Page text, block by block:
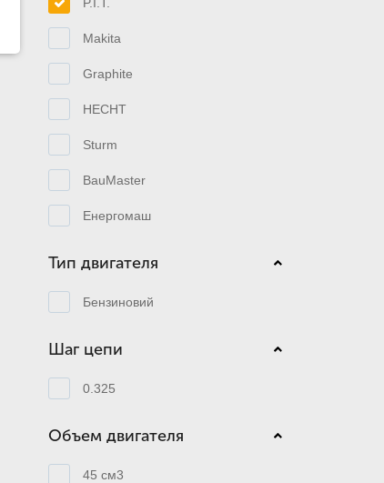
Makita
Graphite
HECHT
Sturm
BauMaster
Енергомаш
Тип двигателя
Бензиновий
Шаг цепи
0.325
Объем двигателя
45 см3